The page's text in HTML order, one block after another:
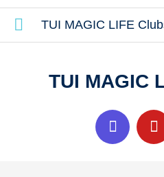
TUI MAGIC LIFE
TUI MAGIC